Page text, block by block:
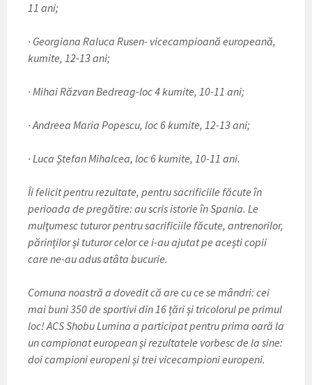
11 ani;
· Georgiana Raluca Rusen- vicecampioană europeană,
kumite, 12-13 ani;
· Mihai Răzvan Bedreag-loc 4 kumite, 10-11 ani;
· Andreea Maria Popescu, loc 6 kumite, 12-13 ani;
· Luca Ștefan Mihalcea, loc 6 kumite, 10-11 ani.
Îi felicit pentru rezultate, pentru sacrificiile făcute în
perioada de pregătire: au scris istorie în Spania. Le
mulţumesc tuturor pentru sacrificiile făcute, antrenorilor,
părinților și tuturor celor ce i-au ajutat pe acești copii
care ne-au adus atâta bucurie.
Comuna noastră a dovedit că are cu ce se mândri: cei
mai buni 350 de sportivi din 16 țări și tricolorul pe primul
loc! ACS Shobu Lumina a participat pentru prima oară la
un campionat european și rezultatele vorbesc de la sine:
doi campioni europeni și trei vicecampioni europeni.